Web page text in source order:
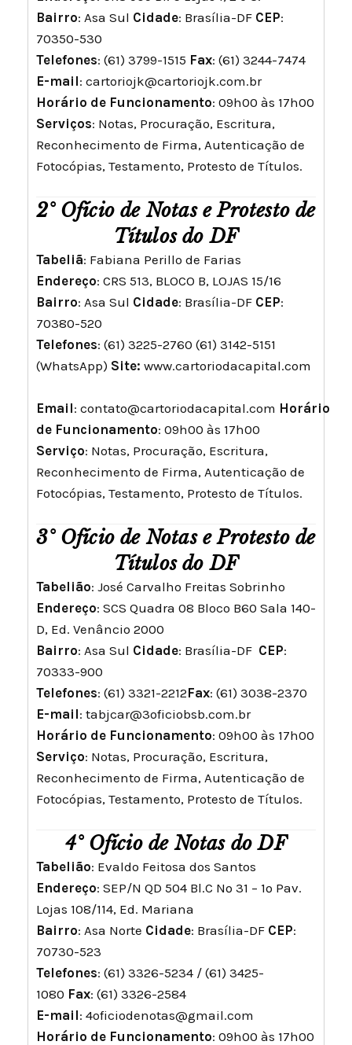
Bairro: Asa Sul Cidade: Brasília-DF CEP:
70350-530
Telefones: (61) 3799-1515 Fax: (61) 3244-7474
E-mail: cartoriojk@cartoriojk.com.br
Horário de Funcionamento: 09h00 às 17h00
Serviços: Notas, Procuração, Escritura,
Reconhecimento de Firma, Autenticação de
Fotocópias, Testamento, Protesto de Títulos.
2° Ofício de Notas e Protesto de
Títulos do DF
Tabeliã: Fabiana Perillo de Farias
Endereço: CRS 513, BLOCO B, LOJAS 15/16
Bairro: Asa Sul Cidade: Brasília-DF CEP:
70380-520
Telefones: (61) 3225-2760 (61) 3142-5151
(WhatsApp) Site: www.cartoriodacapital.com
Email: contato@cartoriodacapital.com Horário
de Funcionamento: 09h00 às 17h00
Serviço: Notas, Procuração, Escritura,
Reconhecimento de Firma, Autenticação de
Fotocópias, Testamento, Protesto de Títulos.
3° Ofício de Notas e Protesto de
Títulos do DF
Tabelião: José Carvalho Freitas Sobrinho
Endereço: SCS Quadra 08 Bloco B60 Sala 140-
D, Ed. Venâncio 2000
Bairro: Asa Sul Cidade: Brasília-DF CEP:
70333-900
Telefones: (61) 3321-2212Fax: (61) 3038-2370
E-mail: tabjcar@3oficiobsb.com.br
Horário de Funcionamento: 09h00 às 17h00
Serviço: Notas, Procuração, Escritura,
Reconhecimento de Firma, Autenticação de
Fotocópias, Testamento, Protesto de Títulos.
4° Ofício de Notas do DF
Tabelião: Evaldo Feitosa dos Santos
Endereço: SEP/N QD 504 Bl.C Nº 31 – 1º Pav.
Lojas 108/114, Ed. Mariana
Bairro: Asa Norte Cidade: Brasília-DF CEP:
70730-523
Telefones: (61) 3326-5234 / (61) 3425-
1080 Fax: (61) 3326-2584
E-mail: 4oficiodenotas@gmail.com
Horário de Funcionamento: 09h00 às 17h00